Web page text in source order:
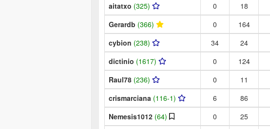
aitatxo (325) 0 18
Gerardb (366) 0 164
cybion (238) 34 24
dictinio (1617) 0 124
Raul78 (236) 0 11
crismarciana (116-1) 6 86
Nemesis1012 (64) 0 25